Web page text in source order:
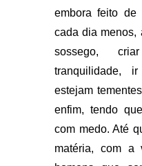
embora feito
cada dia menos,
sossego,
tranquilidade,
estejam
enfim, tendo
com medo. Até
matéria, com a